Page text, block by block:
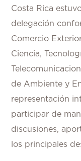
Costa Rica
delegación
Comercio
Ciencia,
de Ambiente y
representación
participar de
discusiones,
los principales